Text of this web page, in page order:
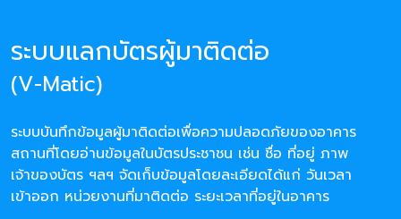
ระบบแลกบัตรผู้มาติดต่อ
(V-Matic)
ระบบบันทึกข้อมูลผู้มาติดต่อเพื่อความปลอดภัยของอาคาร
สถานที่โดยอ่านข้อมูลในบัตรประชาชน เช่น ชื่อ ที่อยู่ ภาพ
เจ้าของบัตร ฯลฯ จัดเก็บข้อมูลโดยละเอียดได้แก่ วันเวลา
เข้าออก หน่วยงานที่มาติดต่อ ระยะเวลาที่อยู่ในอาคาร